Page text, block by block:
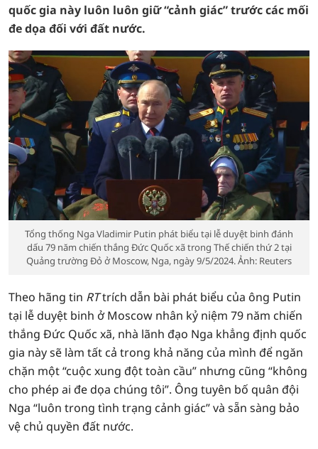
quốc gia này luôn luôn giữ “cảnh giác” trước các mối
đe dọa đối với đất nước.
Tổng thống Nga Vladimir Putin phát biểu tại lễ duyệt binh đánh
dấu 79 năm chiến thắng Đức Quốc xã trong Thế chiến thứ 2 tại
Quảng trường Đỏ ở Moscow, Nga, ngày 9/5/2024. Ảnh: Reuters
Theo hãng tin RTtrích dẫn bài phát biểu của ông Putin
tại lễ duyệt binh ở Moscow nhân kỷ niệm 79 năm chiến
thắng Đức Quốc xã, nhà lãnh đạo Nga khẳng định quốc
gia này sẽ làm tất cả trong khả năng của mình để ngăn
chặn một “cuộc xung đột toàn cầu” nhưng cũng “không
cho phép ai đe dọa chúng tôi”. Ông tuyên bố quân đội
Nga “luôn trong tình trạng cảnh giác” và sẵn sàng bảo
vệ chủ quyền đất nước.